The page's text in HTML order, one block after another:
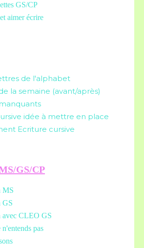
GS/CP
aimer écrire
de l'alphabet
la semaine (avant/après)
idée à mettre en place
Ecriture cursive
GS/CP
MS
GS
avec CLEO GS
n'entends pas